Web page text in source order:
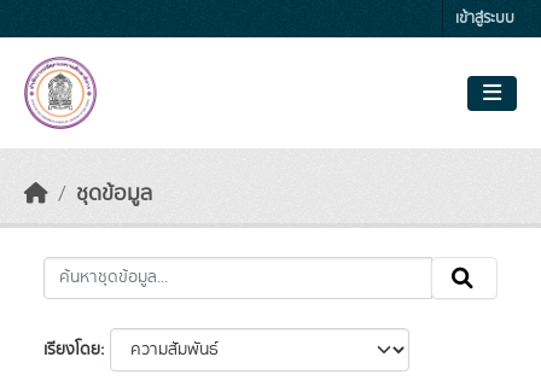
เข้าสู่ระบบ
ชุดข้อมูล
เรียงโดย